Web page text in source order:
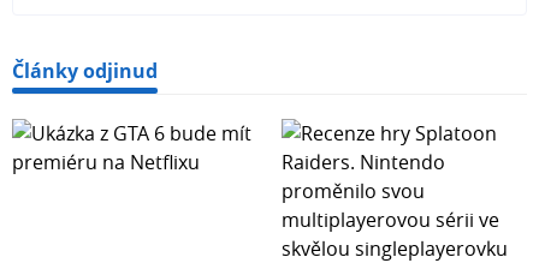
Články odjinud